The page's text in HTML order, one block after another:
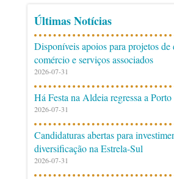
Últimas Notícias
Disponíveis apoios para projetos de
comércio e serviços associados
2026-07-31
Há Festa na Aldeia regressa a
2026-07-31
Candidaturas abertas para
diversificação na Estrela-Sul
2026-07-31